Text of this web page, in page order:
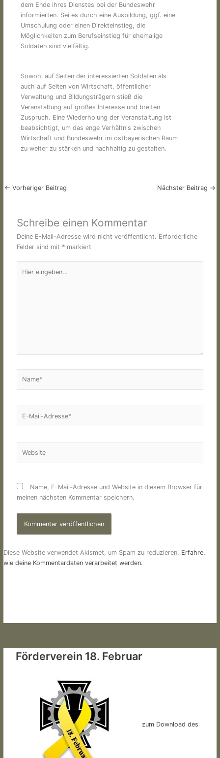
dem Ende ihres Dienstes bei der Bundeswehr
informierten. Sei es durch eine Ausbildung, ggf. eine
Umschulung oder einen Direkteinstieg, die
Möglichkeiten zum Berufseinstieg für ehemalige
Soldaten sind vielfältig.
Sowohl auf Seiten der interessierten Soldaten als
auch auf Seiten von Wirtschaft, öffentlicher
Verwaltung und Bildungsträgern stieß die
Veranstaltung auf großes Interesse und breiten
Zuspruch. Eine Wiederholung der Veranstaltung ist
beabsichtigt, um das enge Verhältnis zwischen
Wirtschaft und Bundeswehr im ostbayerischen Raum
zu weiter zu stärken und nachhaltig zu gestalten.
← Vorheriger Beitrag Nächster Beitrag →
Schreibe einen Kommentar
Deine E-Mail-Adresse wird nicht veröffentlicht. Erforderliche
Felder sind mit * markiert
eingeben…
Mail-
Name, E-Mail-Adresse und Website in diesem Browser für
meinen nächsten Kommentar speichern.
Diese Website verwendet Akismet, um Spam zu reduzieren. Erfahre,
wie deine Kommentardaten verarbeitet werden.
Förderverein 18. Februar
zum Download des